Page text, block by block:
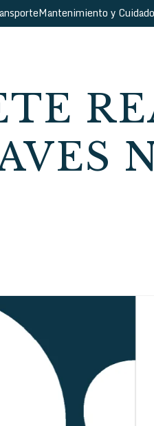
Mantenimiento y Cuidado